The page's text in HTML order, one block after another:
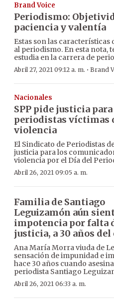
Brand Voice
Periodismo:
paciencia y valentía
Estas son las
al periodismo. En esta nota,
estudia en la carrera de
Abril 27, 2021 09:12 a. m. · Brand
Nacionales
SPP pide justicia para
periodistas víctimas
violencia
El Sindicato de Periodistas
justicia para los
violencia por el Día del
Abril 26, 2021 09:05 a. m.
Familia de Santiago
Leguizamón aún
impotencia por falta
justicia, a 30 años
Ana María Morra viuda de
sensación de impunidad e
hace 30 años cuando
periodista Santiago
Abril 26, 2021 06:33 a. m.